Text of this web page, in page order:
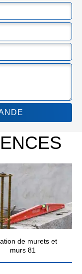
de murets et
murs 81